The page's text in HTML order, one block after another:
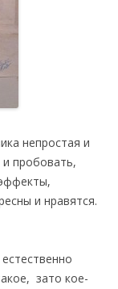
непростая и
пробовать,
и нравятся.
зато кое-